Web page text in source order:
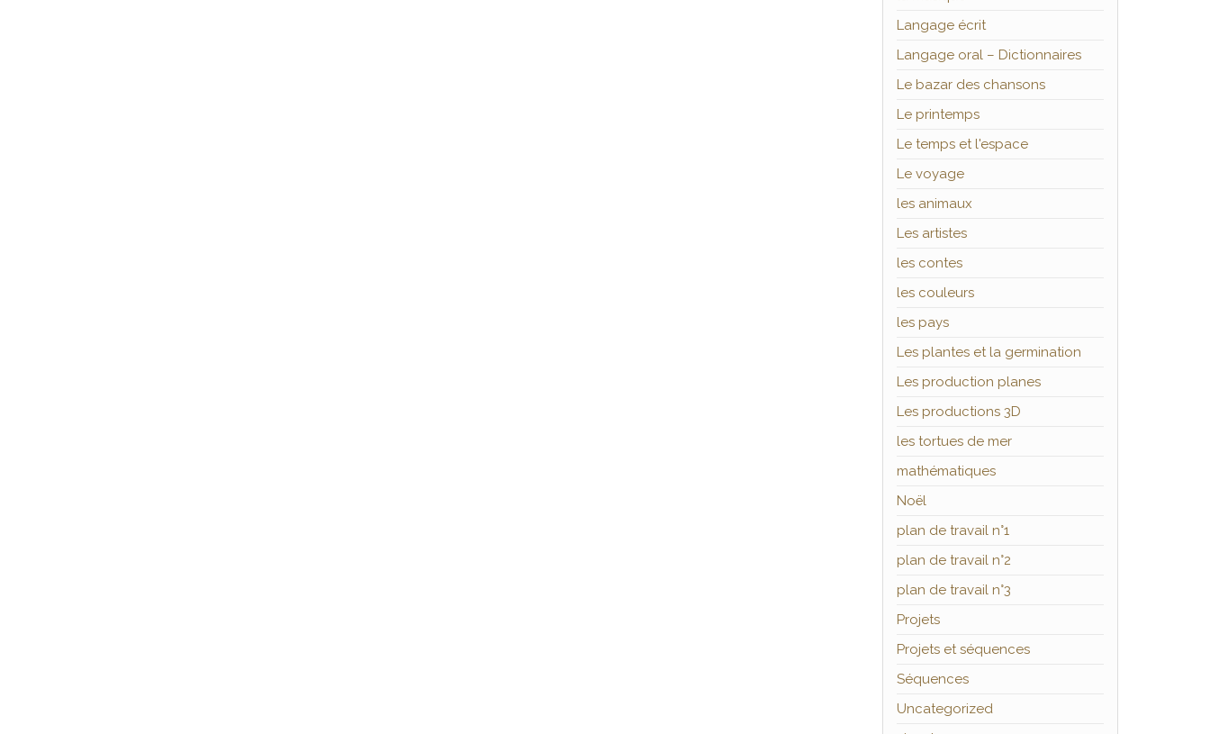
Langage écrit
Langage oral – Dictionnaires
Le bazar des chansons
Le printemps
Le temps et l'espace
Le voyage
les animaux
Les artistes
les contes
les couleurs
les pays
Les plantes et la germination
Les production planes
Les productions 3D
les tortues de mer
mathématiques
Noël
plan de travail n°1
plan de travail n°2
plan de travail n°3
Projets
Projets et séquences
Séquences
Uncategorized